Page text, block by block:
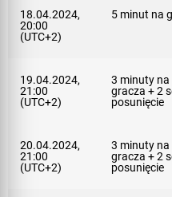
18.04.2024,
20:00
(UTC+2)
5 minut na
19.04.2024,
21:00
(UTC+2)
3 minuty na
gracza + 2
posunięcie
20.04.2024,
21:00
(UTC+2)
3 minuty na
gracza + 2
posunięcie